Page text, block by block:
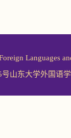
Languages
山东大学外国语